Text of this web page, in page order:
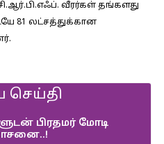
வீரர்கள் தங்களது
81 லட்சத்துக்கான
செய்தி
பிரதமர் மோடி